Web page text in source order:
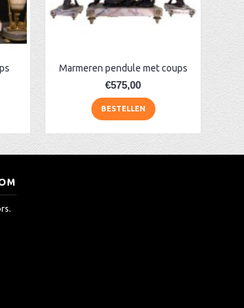
Marmeren pendule met coups
€575,00
BESTELLEN